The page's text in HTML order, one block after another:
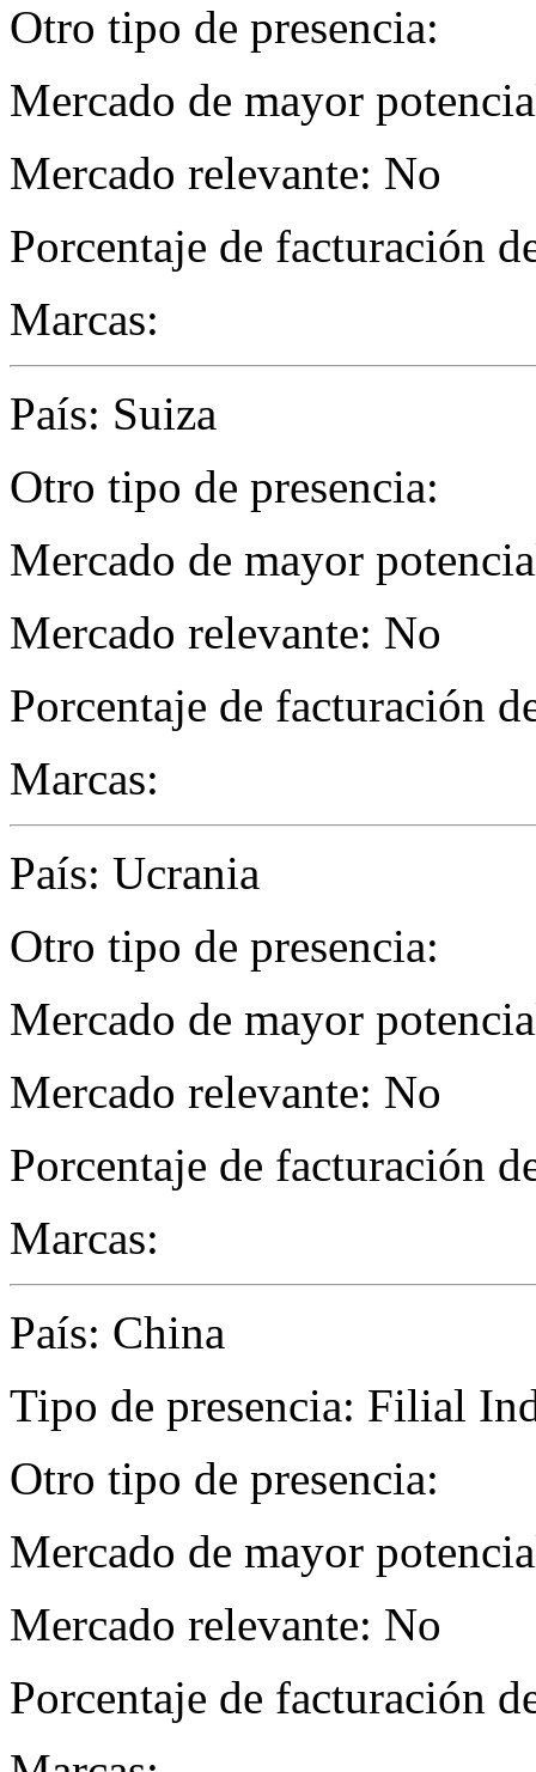
Otro tipo de presencia:
Mercado de mayor
Mercado relevante: No
Porcentaje de facturación
Marcas:
País: Suiza
Otro tipo de presencia:
Mercado de mayor
Mercado relevante: No
Porcentaje de facturación
Marcas:
País: Ucrania
Otro tipo de presencia:
Mercado de mayor
Mercado relevante: No
Porcentaje de facturación
Marcas:
País: China
Tipo de presencia: Filial
Otro tipo de presencia:
Mercado de mayor
Mercado relevante: No
Porcentaje de facturación